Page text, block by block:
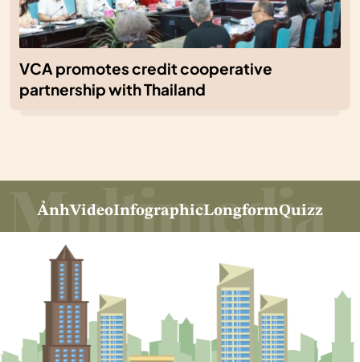
VCA promotes credit cooperative
partnership with Thailand
ẢnhVideoInfographicLongformQuizz